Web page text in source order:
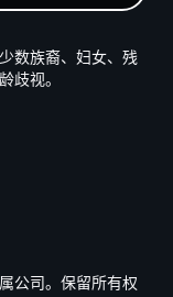
数族裔、妇女、残
歧视。
公司。保留所有权